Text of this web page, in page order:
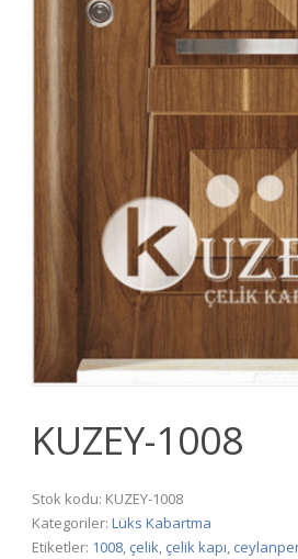
KUZEY-1008
Stok kodu: KUZEY-1008
Kategoriler: Lüks Kabartma
Etiketler: 1008, çelik, çelik kapı,